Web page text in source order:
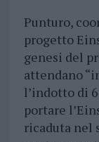
Punturo,
progetto
genesi del
attendano
l’indotto di
portare
ricaduta nel